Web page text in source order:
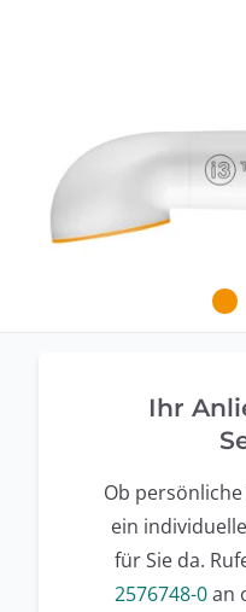
Ihr
Ob
ein
für Sie da.
2576748-0an